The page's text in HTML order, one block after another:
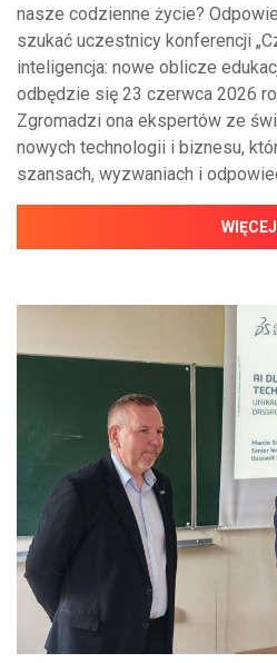
nasze codzienne życie?
szukać uczestnicy konferencji
inteligencja: nowe oblicze
odbędzie się 23 czerwca 2026
Zgromadzi ona ekspertów ze
nowych technologii i biznesu,
szansach, wyzwaniach i
WIĘCEJ